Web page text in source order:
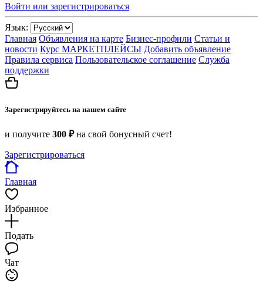
Войти или зарегистрироваться
Язык:
Главная Объявления на карте Бизнес-профили Статьи и
новости Курс МАРКЕТПЛЕЙСЫ Добавить объявление
Правила сервиса Пользовательское соглашение Служба
поддержки
Зарегистрируйтесь на нашем сайте
и получите 300 ₽на свой бонусный счет!
Зарегистрироваться
Главная
Избранное
Подать
Чат